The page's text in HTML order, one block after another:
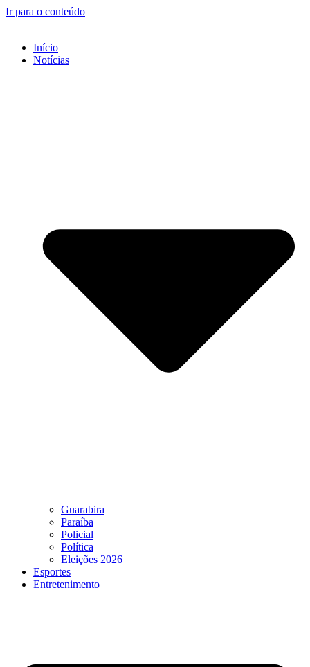
Ir para o conteúdo
Início
Notícias
Guarabira
Paraíba
Policial
Política
Eleições 2026
Esportes
Entretenimento